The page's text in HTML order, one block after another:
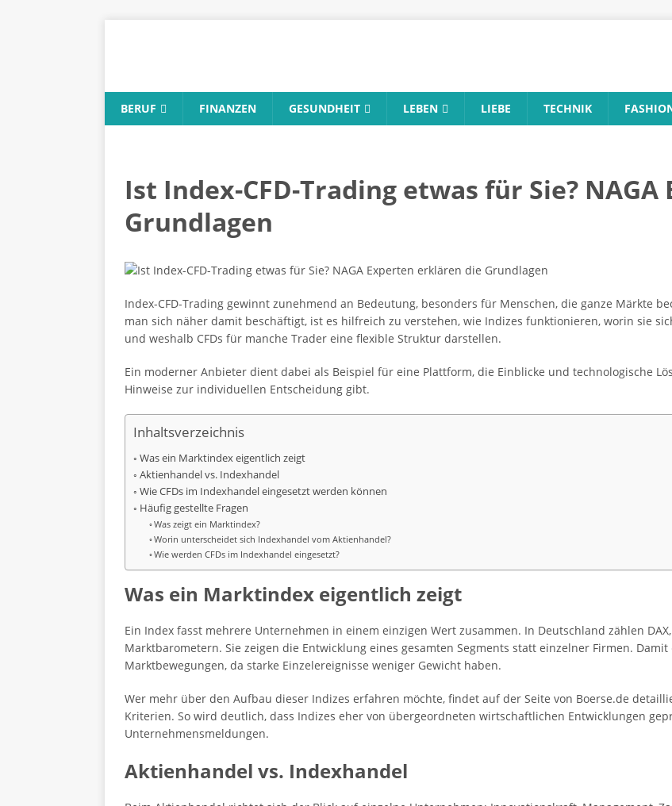
BERUF FINANZEN GESUNDHEIT LEBEN LIEBE TECHNIK
Ist Index-CFD-Trading etwas für Sie?
Grundlagen
Index-CFD-Trading gewinnt zunehmend an Bedeutung, besonders für Menschen, die ganze Märkte
man sich näher damit beschäftigt, ist es hilfreich zu verstehen, wie Indizes funktionieren, worin sie
und weshalb CFDs für manche Trader eine flexible Struktur darstellen.
Ein moderner Anbieter dient dabei als Beispiel für eine Plattform, die Einblicke und technologische
Hinweise zur individuellen Entscheidung gibt.
Inhaltsverzeichnis
Was ein Marktindex eigentlich zeigt
Aktienhandel vs. Indexhandel
Wie CFDs im Indexhandel eingesetzt werden können
Häufig gestellte Fragen
Was zeigt ein Marktindex?
Worin unterscheidet sich Indexhandel vom Aktienhandel?
Wie werden CFDs im Indexhandel eingesetzt?
Was ein Marktindex eigentlich zeigt
Ein Index fasst mehrere Unternehmen in einem einzigen Wert zusammen. In Deutschland zählen
Marktbarometern. Sie zeigen die Entwicklung eines gesamten Segments statt einzelner Firmen.
Marktbewegungen, da starke Einzelereignisse weniger Gewicht haben.
Wer mehr über den Aufbau dieser Indizes erfahren möchte, findet auf der Seite von Boerse.de
Kriterien. So wird deutlich, dass Indizes eher von übergeordneten wirtschaftlichen Entwicklungen
Unternehmensmeldungen.
Aktienhandel vs. Indexhandel